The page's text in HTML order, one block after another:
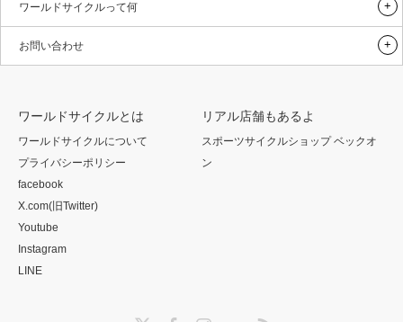
ワールドサイクルって何
お問い合わせ
ワールドサイクルとは
ワールドサイクルについて
プライバシーポリシー
facebook
X.com(旧Twitter)
Youtube
Instagram
LINE
リアル店舗もあるよ
スポーツサイクルショップ ベックオ
ン
InstagramFlickr RSS